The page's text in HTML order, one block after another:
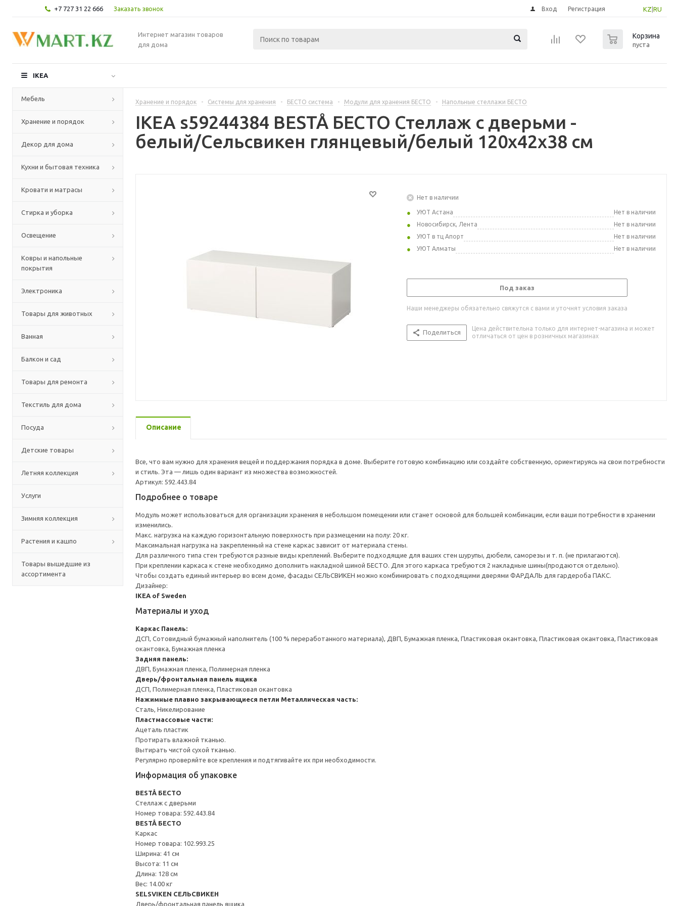
+7 727 31 22 666 Заказать звонок KZ RU
Вход Регистрация
Интернет магазин товаров
для дома
Корзина
пуста
IKEA
Мебель
Хранение и порядок
Декор для дома
Кухни и бытовая техника
Кровати и матрасы
Стирка и уборка
Освещение
Ковры и напольные
покрытия
Электроника
Товары для животных
Ванная
Балкон и сад
Товары для ремонта
Текстиль для дома
Посуда
Детские товары
Летняя коллекция
Услуги
Зимняя коллекция
Растения и кашпо
Товары вышедшие из
ассортимента
Хранение и порядок - Системы для хранения - БЕСТО система - Модули для хранения БЕСТО - Напольные стеллажи БЕСТО
IKEA s59244384 BESTÅ БЕСТО Стеллаж с дверьми -
белый/Сельсвикен глянцевый/белый 120x42x38 см
Нет в наличии
УЮТ Астана
Нет в наличии
Новосибирск, Лента
Нет в наличии
УЮТ в тц Апорт
Нет в наличии
УЮТ Алматы
Нет в наличии
Под заказ
Наши менеджеры обязательно свяжутся с вами и уточнят условия заказа
Поделиться
Цена действительна только для интернет-магазина и может
отличаться от цен в розничных магазинах
Описание
Все, что вам нужно для хранения вещей и поддержания порядка в доме. Выберите готовую комбинацию или создайте собственную, ориентируясь на свои потребности
и стиль. Эта — лишь один вариант из множества возможностей.
Артикул: 592.443.84
Подробнее о товаре
Модуль может использоваться для организации хранения в небольшом помещении или станет основой для большей комбинации, если ваши потребности в хранении
изменились.
Макс. нагрузка на каждую горизонтальную поверхность при размещении на полу: 20 кг.
Максимальная нагрузка на закрепленный на стене каркас зависит от материала стены.
Для различного типа стен требуются разные виды креплений. Выберите подходящие для ваших стен шурупы, дюбели, саморезы и т. п. (не прилагаются).
При креплении каркаса к стене необходимо дополнить накладной шиной БЕСТО. Для этого каркаса требуются 2 накладные шины(продаются отдельно).
Чтобы создать единый интерьер во всем доме, фасады СЕЛЬСВИКЕН можно комбинировать с подходящими дверями ФАРДАЛЬ для гардероба ПАКС.
Дизайнер:
IKEA of Sweden
Материалы и уход
Каркас Панель:
ДСП, Сотовидный бумажный наполнитель (100 % переработанного материала), ДВП, Бумажная пленка, Пластиковая окантовка, Пластиковая окантовка, Пластиковая
окантовка, Бумажная пленка
Задняя панель:
ДВП, Бумажная пленка, Полимерная пленка
Дверь/фронтальная панель ящика
ДСП, Полимерная пленка, Пластиковая окантовка
Нажимные плавно закрывающиеся петли Металлическая часть:
Сталь, Никелирование
Пластмассовые части:
Ацеталь пластик
Протирать влажной тканью.
Вытирать чистой сухой тканью.
Регулярно проверяйте все крепления и подтягивайте их при необходимости.
Информация об упаковке
BESTÅ БЕСТО
Стеллаж с дверьми
Номер товара: 592.443.84
BESTÅ БЕСТО
Каркас
Номер товара: 102.993.25
Ширина: 41 см
Высота: 11 см
Длина: 128 см
Вес: 14.00 кг
SELSVIKEN СЕЛЬСВИКЕН
Дверь/фронтальная панель ящика